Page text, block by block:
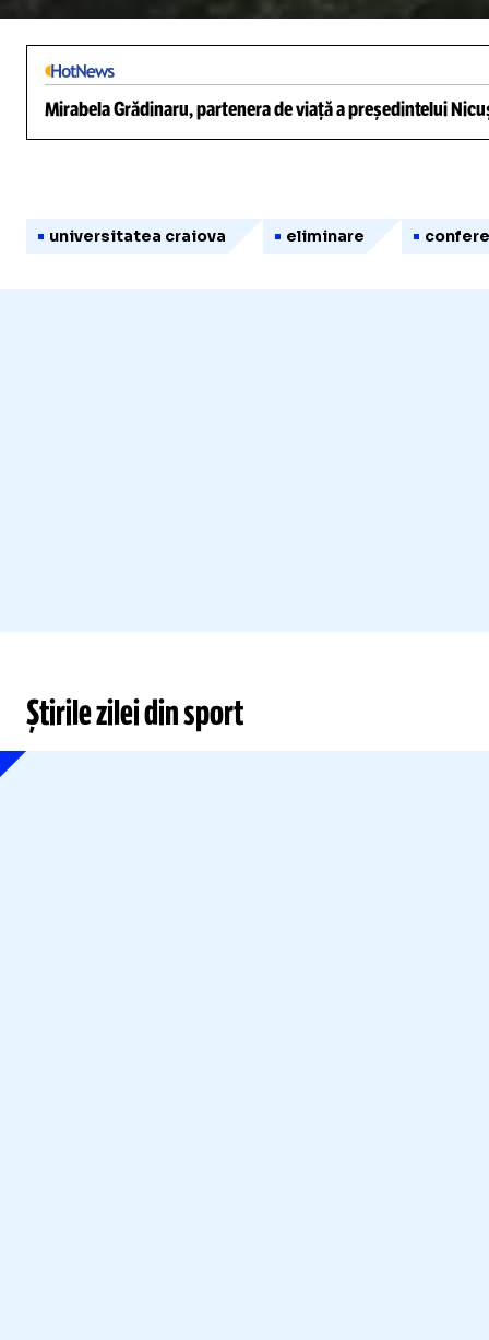
Mirabela Grădinaru, partenera de viață a președintelui
universitatea craiova eliminare
Știrile zilei din sport